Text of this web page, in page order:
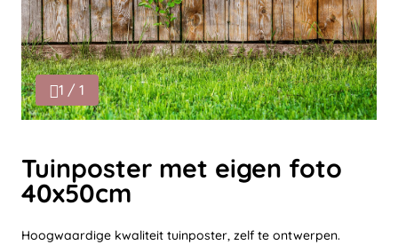
1 / 1
Tuinposter met eigen foto
40x50cm
Hoogwaardige kwaliteit tuinposter, zelf te ontwerpen.